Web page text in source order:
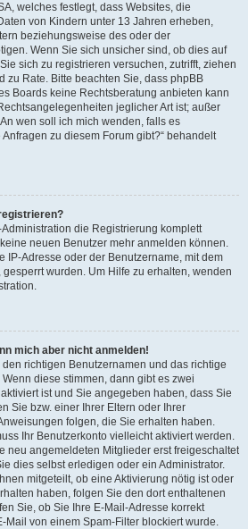
welches festlegt, dass Websites, die
von Kindern unter 13 Jahren erheben,
beziehungsweise des oder der
Wenn Sie sich unsicher sind, ob dies auf
sich zu registrieren versuchen, zutrifft, ziehen
zu Rate. Bitte beachten Sie, dass phpBB
Boards keine Rechtsberatung anbieten kann
jeglicher Art ist; außer
wen soll ich mich wenden, falls es
zu diesem Forum gibt?“ behandelt
die Registrierung komplett
neuen Benutzer mehr anmelden können.
IP-Adresse oder der Benutzername, mit dem
wurden. Um Hilfe zu erhalten, wenden
mich aber nicht anmelden!
richtigen Benutzernamen und das richtige
diese stimmen, dann gibt es zwei
aktiviert ist und Sie angegeben haben, dass Sie
Sie bzw. einer Ihrer Eltern oder Ihrer
folgen, die Sie erhalten haben.
Ihr Benutzerkonto vielleicht aktiviert werden.
neu angemeldeten Mitglieder erst freigeschaltet
dies selbst erledigen oder ein Administrator.
mitgeteilt, ob eine Aktivierung nötig ist oder
haben, folgen Sie den dort enthaltenen
Sie, ob Sie Ihre E-Mail-Adresse korrekt
von einem Spam-Filter blockiert wurde.